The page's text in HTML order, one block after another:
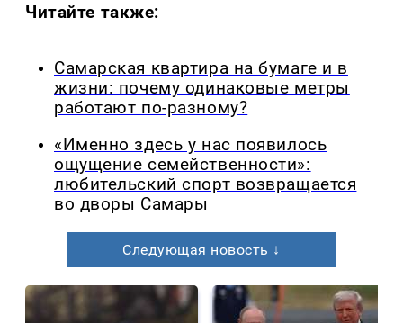
Читайте также:
Самарская квартира на бумаге и в
жизни: почему одинаковые метры
работают по-разному?
«Именно здесь у нас появилось
ощущение семейственности»:
любительский спорт возвращается
во дворы Самары
Следующая новость ↓